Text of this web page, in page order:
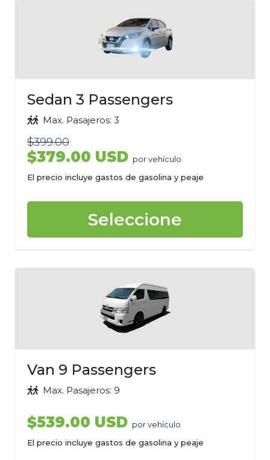
Sedan 3 Passengers
Max. Pasajeros: 3
$399.00
$379.00 USD por vehículo
El precio incluye gastos de gasolina y peaje
Seleccione
Van 9 Passengers
Max. Pasajeros: 9
$539.00 USD por vehículo
El precio incluye gastos de gasolina y peaje